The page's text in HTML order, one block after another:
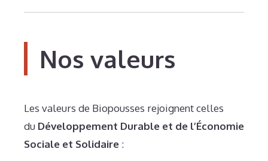
Nos valeurs
Les valeurs de Biopousses rejoignent celles
du Développement Durable et de l’Économie
Sociale et Solidaire :